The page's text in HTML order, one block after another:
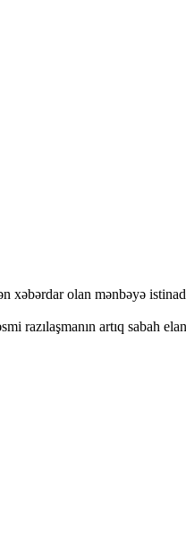
xəbərdar olan mənbəyə
artıq sabah elan